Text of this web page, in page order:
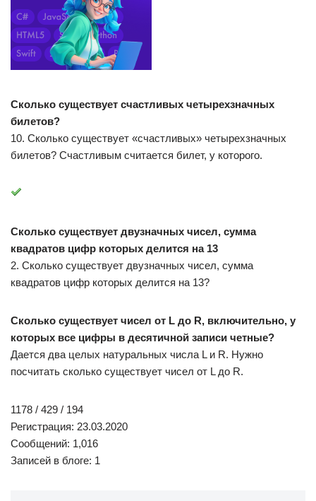
Сколько существует счастливых четырехзначных
билетов?
10. Сколько существует «счастливых» четырехзначных
билетов? Счастливым считается билет, у которого.
Сколько существует двузначных чисел, сумма
квадратов цифр которых делится на 13
2. Сколько существует двузначных чисел, сумма
квадратов цифр которых делится на 13?
Сколько существует чисел от L до R, включительно, у
которых все цифры в десятичной записи четные?
Дается два целых натуральных числа L и R. Нужно
посчитать сколько существует чисел от L до R.
1178 / 429 / 194
Регистрация: 23.03.2020
Сообщений: 1,016
Записей в блоге: 1